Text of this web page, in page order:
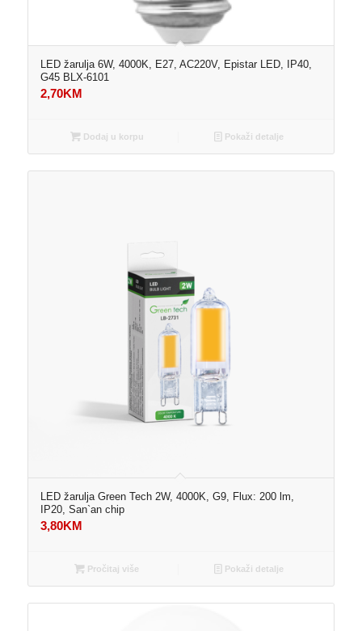
LED žarulja 6W, 4000K, E27, AC220V, Epistar LED, IP40,
G45 BLX-6101
2,70KM
Dodaj u korpu Pokaži detalje
LED žarulja Green Tech 2W, 4000K, G9, Flux: 200 lm,
IP20, San`an chip
3,80KM
Pročitaj više Pokaži detalje